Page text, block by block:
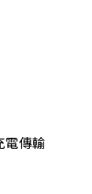
電傳輸